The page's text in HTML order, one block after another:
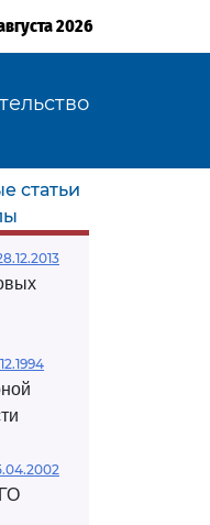
2026
статьи